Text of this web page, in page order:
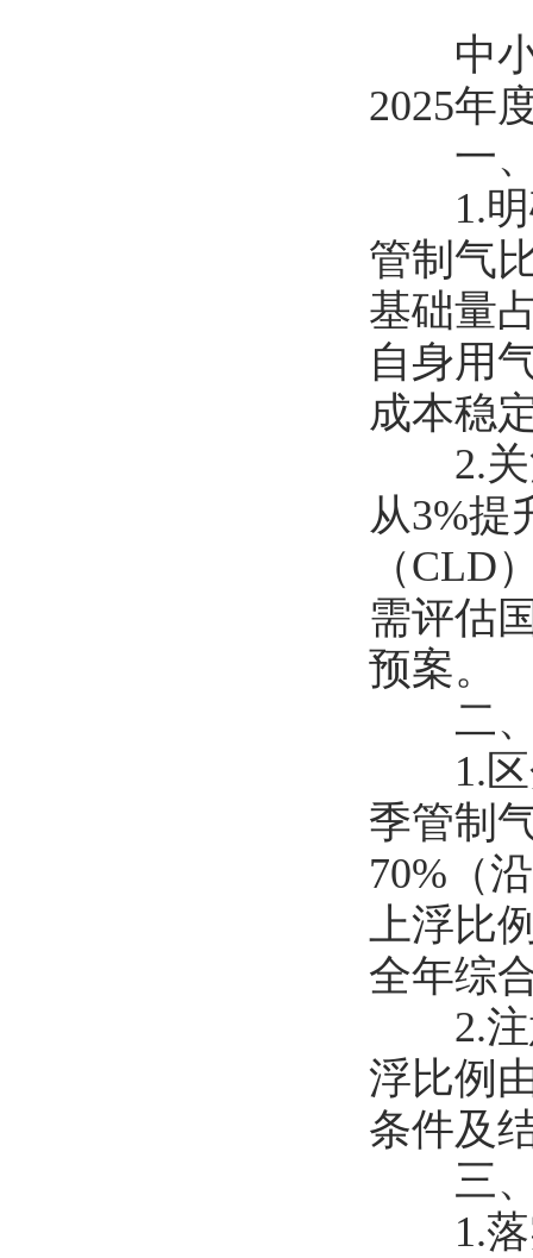
中小
2025年
一、
1.明
管制气
基础量
自身用
成本稳
2.关
从3%提
（CLD
需评估
预案。
二、
1.区
季管制
70%（
上浮比
全年综
2.注
浮比例
条件及
三、
1.落